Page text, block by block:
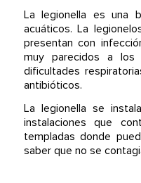
La legionella es una
acuáticos. La
presentan con
muy parecidos a los
dificultades
antibióticos.
La legionella se
instalaciones que
templadas donde
saber que no se